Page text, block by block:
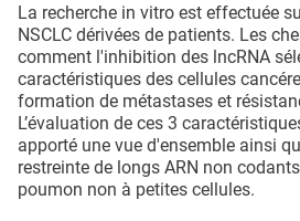
La recherche in vitro est effectuée
NSCLC dérivées de patients. Les
comment l'inhibition des lncRNA
caractéristiques des cellules
formation de métastases et
L’évaluation de ces 3
apporté une vue d'ensemble ainsi
restreinte de longs ARN non
poumon non à petites cellules.